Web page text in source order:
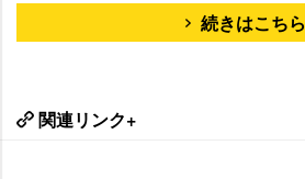
続きはこちら
関連リンク+